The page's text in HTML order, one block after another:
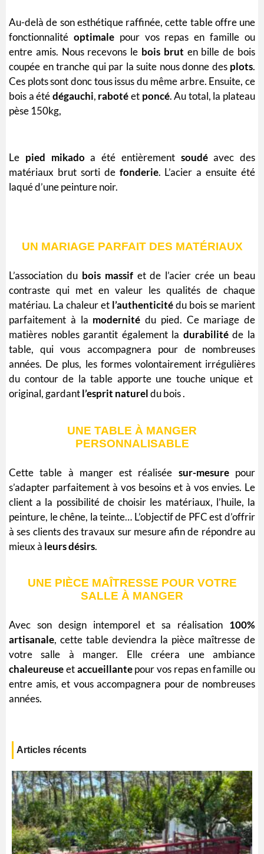
Au-delà de son esthétique raffinée, cette table offre une
fonctionnalité optimalepour vos repas en famille ou
entre amis. Nous recevons le bois brut en bille de bois
coupée en tranche qui par la suite nous donne des plots.
Ces plots sont donc tous issus du même arbre. Ensuite, ce
bois a étédégauchi, rabotéet poncé. Au total, la plateau
pèse 150kg,
Le pied mikadoa été entièrement soudéavec des
matériaux brut sorti de fonderie. L’acier a ensuite été
laquéd’une peinture noir.
UN MARIAGE PARFAIT DES MATÉRIAUX
L’association du bois massifet de l’acier crée un beau
contraste qui met en valeur les qualités de chaque
matériau. La chaleur et l’authenticitédu bois se marient
parfaitement à la modernité du pied. Ce mariage de
matières noblesgarantit également la durabilitéde la
table, qui vous accompagnera pour de nombreuses
années. De plus, les formes volontairement irrégulières
du contour de la table apporte une touche unique et
original, gardantl’esprit natureldu bois .
UNE TABLE À MANGER
PERSONNALISABLE
Cette table à manger est réalisée sur-mesurepour
s’adapter parfaitement à vos besoins et à vos envies. Le
client a la possibilité de choisir les matériaux, l’huile, la
peinture, le chêne, la teinte… L’objectif de PFC est d’offrir
à ses clients des travaux sur mesure afin de répondre au
mieux à leurs désirs.
UNE PIÈCE MAÎTRESSE POUR VOTRE
SALLE À MANGER
Avec son design intemporel et sa réalisation 100%
artisanale, cette table deviendra la pièce maîtresse de
votre salle à manger. Elle créera une ambiance
chaleureuseetaccueillantepour vos repas en famille ou
entre amis, et vous accompagnera pour de nombreuses
années.
Articles récents